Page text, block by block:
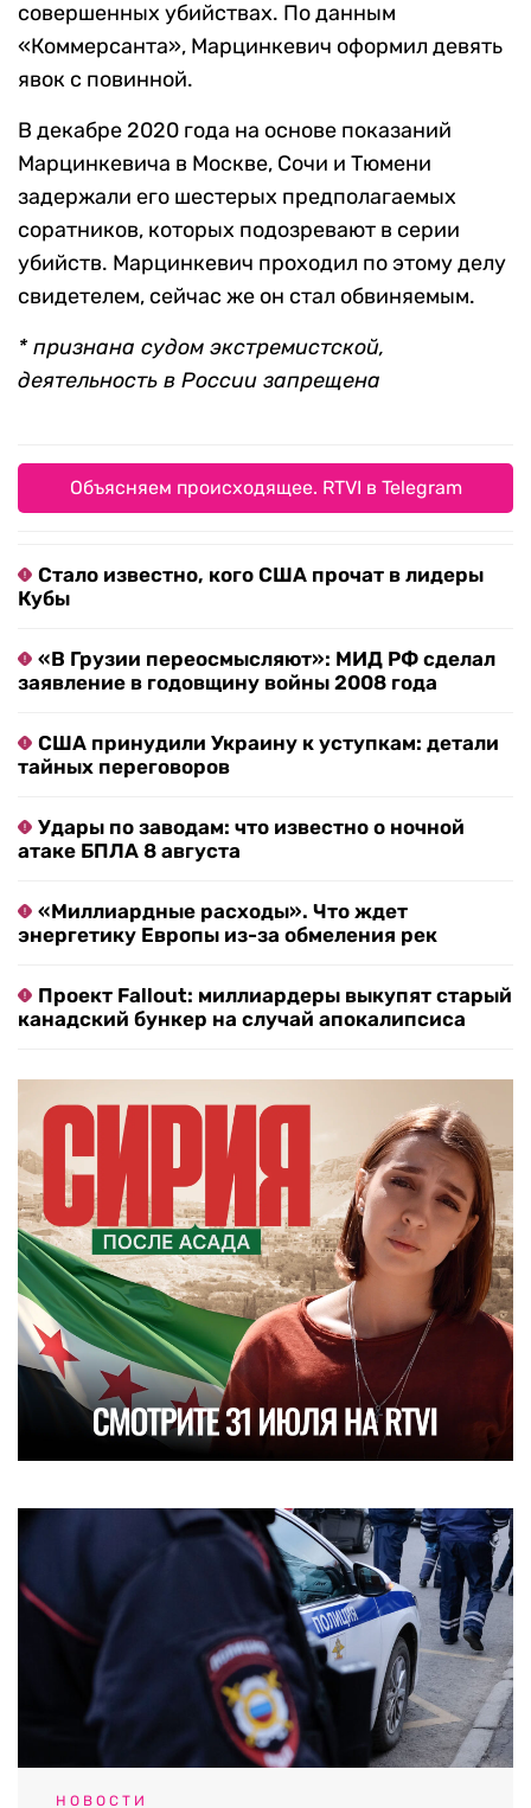
совершенных убийствах. По данным
«Коммерсанта», Марцинкевич оформил девять
явок с повинной.
В декабре 2020 года на основе показаний
Марцинкевича в Москве, Сочи и Тюмени
задержали его шестерых предполагаемых
соратников, которых подозревают в серии
убийств. Марцинкевич проходил по этому делу
свидетелем, сейчас же он стал обвиняемым.
* признана судом экстремистской,
деятельность в России запрещена
Объясняем происходящее. RTVI в Telegram
Стало известно, кого США прочат в лидеры
Кубы
«В Грузии переосмысляют»: МИД РФ сделал
заявление в годовщину войны 2008 года
США принудили Украину к уступкам: детали
тайных переговоров
Удары по заводам: что известно о ночной
атаке БПЛА 8 августа
«Миллиардные расходы». Что ждет
энергетику Европы из-за обмеления рек
Проект Fallout: миллиардеры выкупят старый
канадский бункер на случай апокалипсиса
НОВОСТИ